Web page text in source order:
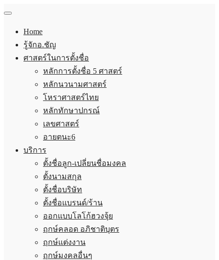
Home
รู้จักอ.ชัญ
ศาสตร์ในการตั้งชื่อ
หลักการตั้งชื่อ 5 ศาสตร์
หลักนวนามศาสตร์
โหราศาสตร์ไทย
หลักทักษาปกรณ์
เลขศาสตร์
อายตนะ6
บริการ
ตั้งชื่อลูก-เปลี่ยนชื่อมงคล
ตั้งนามสกุล
ตั้งชื่อบริษัท
ตั้งชื่อแบรนด์/ร้าน
ออกแบบโลโก้ฮวงจุ้ย
ฤกษ์คลอด อภิชาติบุตร
ฤกษ์แต่งงาน
ฤกษ์มงคลอื่นๆ